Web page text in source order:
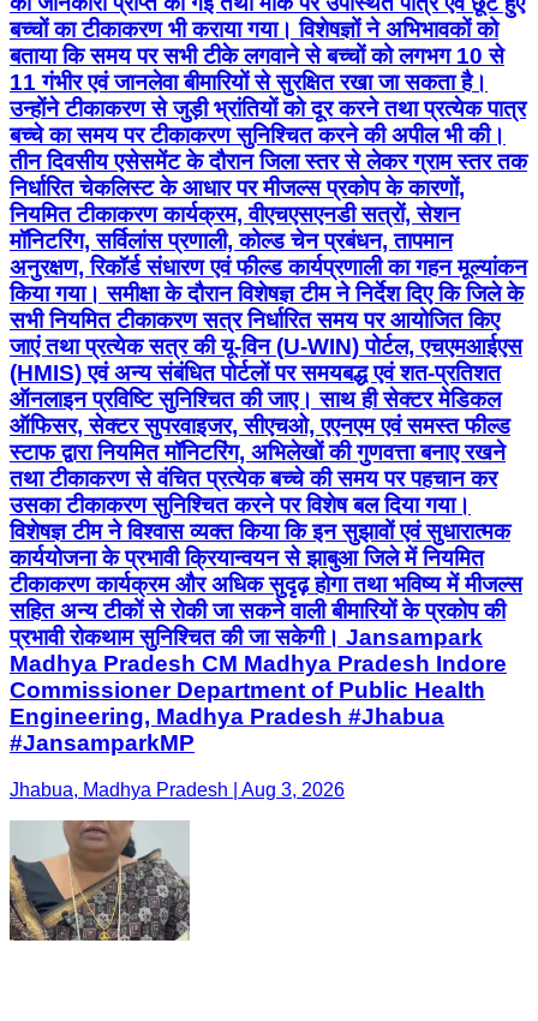
बच्चों का टीकाकरण भी कराया गया। विशेषज्ञों ने अभिभावकों को
बताया कि समय पर सभी टीके लगवाने से बच्चों को लगभग 10 से
11 गंभीर एवं जानलेवा बीमारियों से सुरक्षित रखा जा सकता है।
उन्होंने टीकाकरण से जुड़ी भ्रांतियों को दूर करने तथा प्रत्येक पात्र
बच्चे का समय पर टीकाकरण सुनिश्चित करने की अपील भी की।
तीन दिवसीय एसेसमेंट के दौरान जिला स्तर से लेकर ग्राम स्तर तक
निर्धारित चेकलिस्ट के आधार पर मीजल्स प्रकोप के कारणों,
नियमित टीकाकरण कार्यक्रम, वीएचएसएनडी सत्रों, सेशन
मॉनिटरिंग, सर्विलांस प्रणाली, कोल्ड चेन प्रबंधन, तापमान
अनुरक्षण, रिकॉर्ड संधारण एवं फील्ड कार्यप्रणाली का गहन मूल्यांकन
किया गया। समीक्षा के दौरान विशेषज्ञ टीम ने निर्देश दिए कि जिले के
सभी नियमित टीकाकरण सत्र निर्धारित समय पर आयोजित किए
जाएं तथा प्रत्येक सत्र की यू-विन (U-WIN) पोर्टल, एचएमआईएस
(HMIS) एवं अन्य संबंधित पोर्टलों पर समयबद्ध एवं शत-प्रतिशत
ऑनलाइन प्रविष्टि सुनिश्चित की जाए। साथ ही सेक्टर मेडिकल
ऑफिसर, सेक्टर सुपरवाइजर, सीएचओ, एएनएम एवं समस्त फील्ड
स्टाफ द्वारा नियमित मॉनिटरिंग, अभिलेखों की गुणवत्ता बनाए रखने
तथा टीकाकरण से वंचित प्रत्येक बच्चे की समय पर पहचान कर
उसका टीकाकरण सुनिश्चित करने पर विशेष बल दिया गया।
विशेषज्ञ टीम ने विश्वास व्यक्त किया कि इन सुझावों एवं सुधारात्मक
कार्ययोजना के प्रभावी क्रियान्वयन से झाबुआ जिले में नियमित
टीकाकरण कार्यक्रम और अधिक सुदृढ़ होगा तथा भविष्य में मीजल्स
सहित अन्य टीकों से रोकी जा सकने वाली बीमारियों के प्रकोप की
प्रभावी रोकथाम सुनिश्चित की जा सकेगी। Jansampark
Madhya Pradesh CM Madhya Pradesh Indore
Commissioner Department of Public Health
Engineering, Madhya Pradesh #Jhabua
#JansamparkMP
Jhabua, Madhya Pradesh | Aug 3, 2026